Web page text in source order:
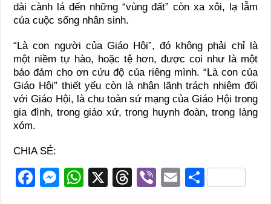
dài cành lá đến những “vùng đất” còn xa xôi, lạ lẫm
của cuộc sống nhân sinh.
“Là con người của Giáo Hội”, đó không phải chỉ là
một niềm tự hào, hoặc tệ hơn, được coi như là một
bảo đảm cho ơn cứu độ của riêng mình. “Là con của
Giáo Hội” thiết yếu còn là nhận lãnh trách nhiệm đối
với Giáo Hội, là chu toàn sứ mạng của Giáo Hội trong
gia đình, trong giáo xứ, trong huynh đoàn, trong làng
xóm.
CHIA SẺ:
F
M
W
X
T
Vi
E S